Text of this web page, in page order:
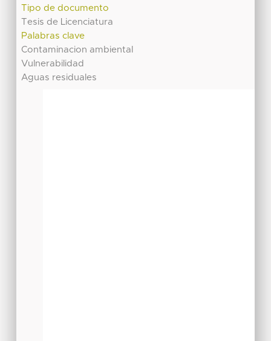
Tipo de documento
Tesis de Licenciatura
Palabras clave
Contaminacion ambiental
Vulnerabilidad
Aguas residuales